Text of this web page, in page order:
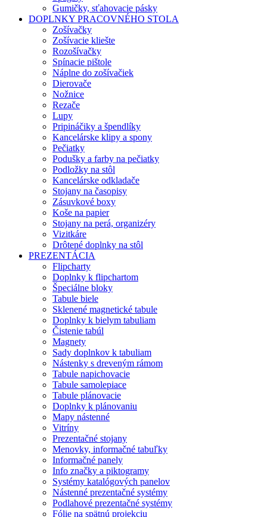
Gumičky, sťahovacie pásky
DOPLNKY PRACOVNÉHO STOLA
Zošívačky
Zošívacie kliešte
Rozošívačky
Spínacie pištole
Náplne do zošívačiek
Dierovače
Nožnice
Rezače
Lupy
Pripináčiky a špendlíky
Kancelárske klipy a spony
Pečiatky
Podušky a farby na pečiatky
Podložky na stôl
Kancelárske odkladače
Stojany na časopisy
Zásuvkové boxy
Koše na papier
Stojany na perá, organizéry
Vizitkáre
Drôtené doplnky na stôl
PREZENTÁCIA
Flipcharty
Doplnky k flipchartom
Špeciálne bloky
Tabule biele
Sklenené magnetické tabule
Doplnky k bielym tabuliam
Čistenie tabúl
Magnety
Sady doplnkov k tabuliam
Nástenky s dreveným rámom
Tabule napichovacie
Tabule samolepiace
Tabule plánovacie
Doplnky k plánovaniu
Mapy nástenné
Vitríny
Prezentačné stojany
Menovky, informačné tabuľky
Informačné panely
Info značky a piktogramy
Systémy katalógových panelov
Nástenné prezentačné systémy
Podlahové prezentačné systémy
Fólie na spätnú projekciu